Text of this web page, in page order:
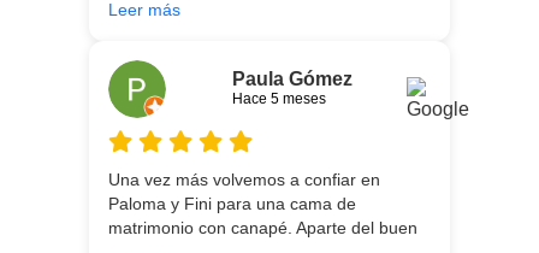
meses después:) son todos un encanto y
canapé, una entrega rapidísima y fácil
comunicación con los repartidores que lo
traen y montan :) encantada
Leer más
Paula Gómez
Hace 5 meses
Una vez más volvemos a confiar en
Paloma y Fini para una cama de
matrimonio con canapé. Aparte del buen